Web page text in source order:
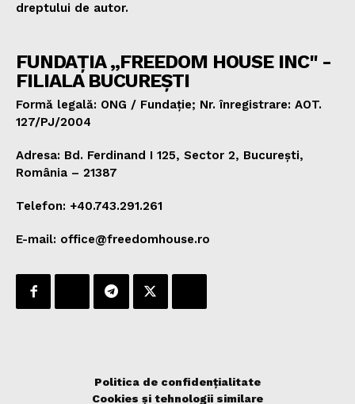
dreptului de autor.
FUNDAȚIA „FREEDOM HOUSE INC" -
FILIALA BUCUREȘTI
Formă legală: ONG / Fundație; Nr. înregistrare: AOT.
127/PJ/2004
Adresa: Bd. Ferdinand I 125, Sector 2, București,
România – 21387
Telefon: +40.743.291.261
E-mail: office@freedomhouse.ro
Politica de confidențialitate
Cookies și tehnologii similare